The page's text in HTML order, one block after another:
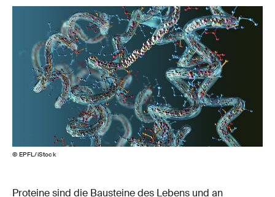
© EPFL/iStock
Proteine sind die Bausteine des Lebens und an